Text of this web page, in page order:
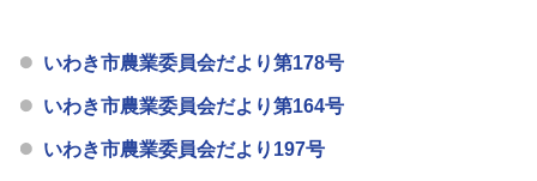
いわき市農業委員会だより第178号
いわき市農業委員会だより第164号
いわき市農業委員会だより197号